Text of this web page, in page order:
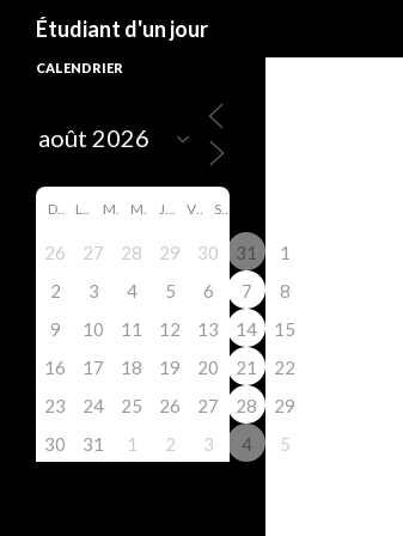
Étudiant d'un jour
Search
CALENDRIER
D L M M J V S
26 27 28 29 30 31
1
2
3 4 5 6 7
8
9
10 11 12 13 14
15
16
17 18 19 20 21
22
23
24 25 26 27 28
29
30
31 1 2 3 4 5